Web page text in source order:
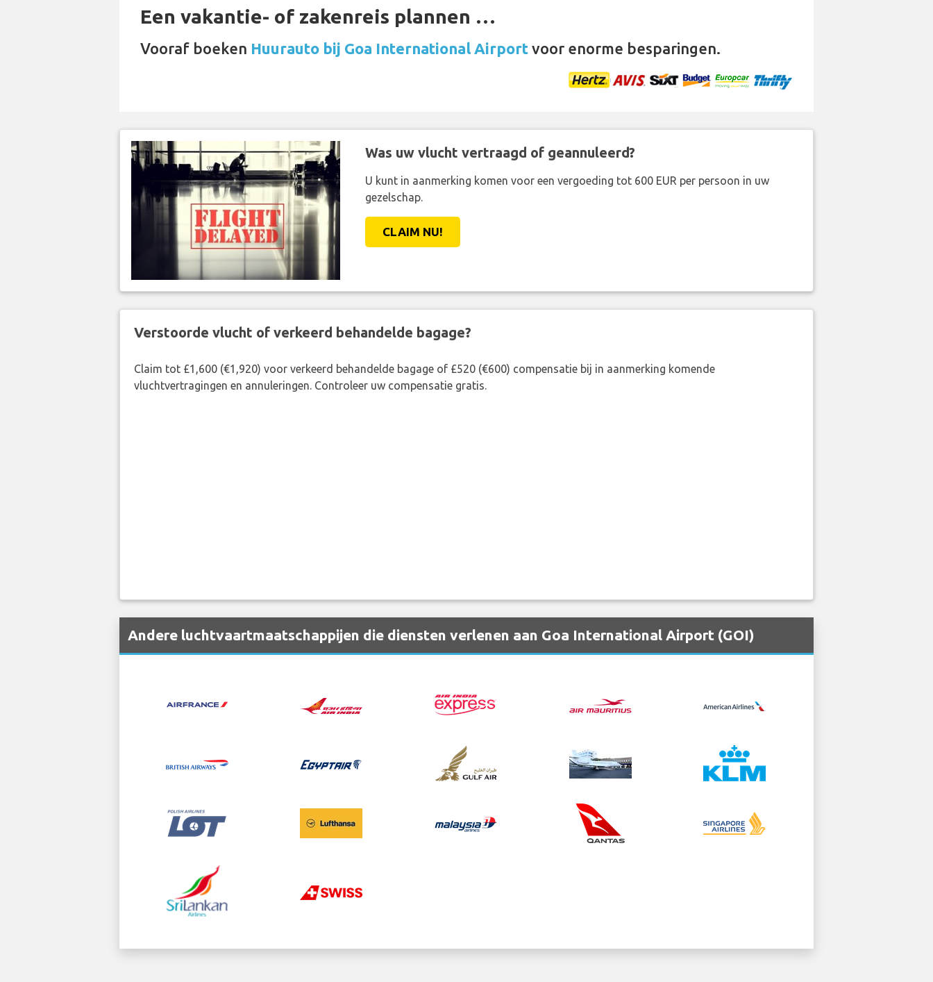
Een vakantie- of zakenreis plannen …
Vooraf boeken Huurauto bij Goa International Airport voor enorme besparingen.
Was uw vlucht vertraagd of geannuleerd?
U kunt in aanmerking komen voor een vergoeding tot 600 EUR per persoon in uw
gezelschap.
CLAIM NU!
Verstoorde vlucht of verkeerd behandelde bagage?
Claim tot £1,600 (€1,920) voor verkeerd behandelde bagage of £520 (€600) compensatie bij in aanmerking komende
vluchtvertragingen en annuleringen. Controleer uw compensatie gratis.
Andere luchtvaartmaatschappijen die diensten verlenen aan Goa International Airport (GOI)